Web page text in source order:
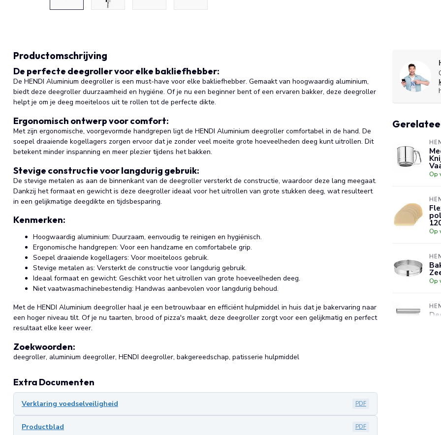
Productomschrijving
De perfecte deegroller voor elke bakliefhebber:
De HENDI Aluminium deegroller is een must-have voor elke bakliefhebber. Gemaakt van hoogwaardig aluminium,
biedt deze deegroller duurzaamheid en hygiëne. Of je nu een beginner bent of een ervaren bakker, deze deegroller
helpt je om je deeg moeiteloos uit te rollen tot de perfecte dikte.
Ergonomisch ontwerp voor comfort:
Met zijn ergonomische, voorgevormde handgrepen ligt de HENDI Aluminium deegroller comfortabel in de hand. De
soepel draaiende kogellagers zorgen ervoor dat je zonder veel moeite grote hoeveelheden deeg kunt uitrollen. Dit
betekent minder inspanning en meer plezier tijdens het bakken.
Stevige constructie voor langdurig gebruik:
De stevige metalen as aan de binnenkant van de deegroller versterkt de constructie, waardoor deze lang meegaat.
Dankzij het formaat en gewicht is deze deegroller ideaal voor het uitrollen van grote stukken deeg, wat resulteert
in een gelijkmatige deegdikte en tijdsbesparing.
Kenmerken:
Hoogwaardig aluminium: Duurzaam, eenvoudig te reinigen en hygiënisch.
Ergonomische handgrepen: Voor een handzame en comfortabele grip.
Soepel draaiende kogellagers: Voor moeiteloos gebruik.
Stevige metalen as: Versterkt de constructie voor langdurig gebruik.
Ideaal formaat en gewicht: Geschikt voor het uitrollen van grote hoeveelheden deeg.
Niet vaatwasmachinebestendig: Handwas aanbevolen voor langdurig behoud.
Met de HENDI Aluminium deegroller haal je een betrouwbaar en efficiënt hulpmiddel in huis dat je bakervaring naar
een hoger niveau tilt. Of je nu taarten, brood of pizza's maakt, deze deegroller zorgt voor een gelijkmatig en perfect
resultaat elke keer weer.
Zoekwoorden:
deegroller, aluminium deegroller, HENDI deegroller, bakgereedschap, patisserie hulpmiddel
Extra Documenten
Verklaring voedselveiligheid PDF
Productblad PDF
Op
Op
Op